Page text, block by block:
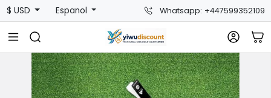
$ USD Espanol Whatsapp: +447599352109